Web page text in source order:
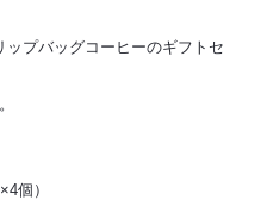
プバッグコーヒーのギフトセ
個）